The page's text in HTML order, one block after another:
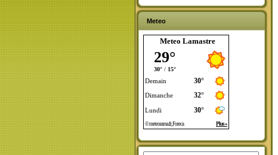
Meteo
Meteo Lamastre